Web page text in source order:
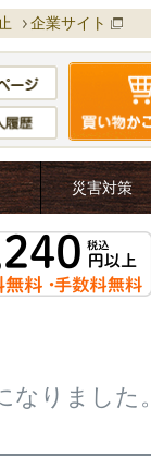
企業サイト
災害対策
りました。